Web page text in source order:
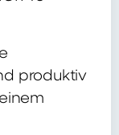
produktiv